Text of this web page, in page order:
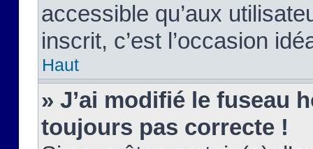
accessible qu’aux
inscrit, c’est l’occasion
Haut
» J’ai modifié le fuseau
toujours pas correcte !